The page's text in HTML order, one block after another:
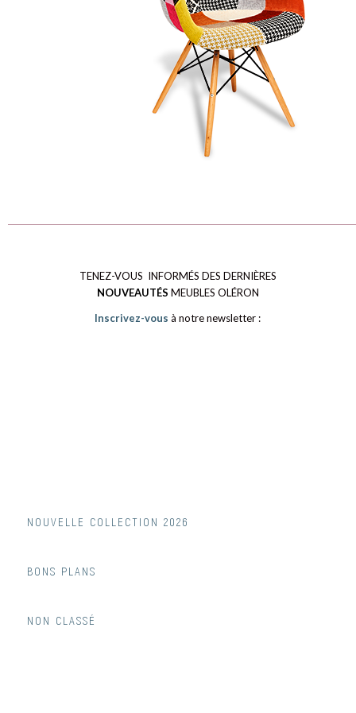
TENEZ-VOUS INFORMÉS DES DERNIÈRES
NOUVEAUTÉS MEUBLES OLÉRON
Inscrivez-vous à notre newsletter :
NOUVELLE COLLECTION 2026
BONS PLANS
NON CLASSÉ